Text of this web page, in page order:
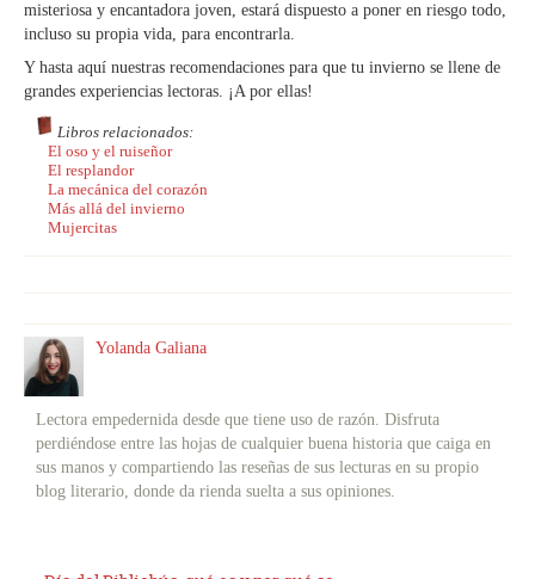
misteriosa y encantadora joven, estará dispuesto a poner en riesgo todo,
incluso su propia vida, para encontrarla.
Y hasta aquí nuestras recomendaciones para que tu invierno se llene de
grandes experiencias lectoras. ¡A por ellas!
Libros relacionados:
El oso y el ruiseñor
El resplandor
La mecánica del corazón
Más allá del invierno
Mujercitas
Yolanda Galiana
Lectora empedernida desde que tiene uso de razón. Disfruta
perdiéndose entre las hojas de cualquier buena historia que caiga en
sus manos y compartiendo las reseñas de sus lecturas en su propio
blog literario, donde da rienda suelta a sus opiniones.